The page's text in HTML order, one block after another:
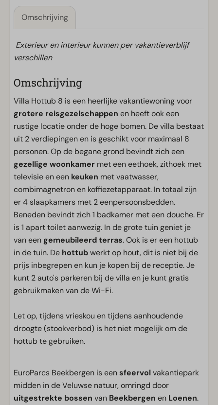
Omschrijving
Exterieur en interieur kunnen per vakantieverblijf
verschillen
Omschrijving
Villa Hottub 8 is een heerlijke vakantiewoning voor
grotere reisgezelschappen en heeft ook een
rustige locatie onder de hoge bomen. De villa bestaat
uit 2 verdiepingen en is geschikt voor maximaal 8
personen. Op de begane grond bevindt zich een
gezellige woonkamer met een eethoek, zithoek met
televisie en een keuken met vaatwasser,
combimagnetron en koffiezetapparaat. In totaal zijn
er 4 slaapkamers met 2 eenpersoonsbedden.
Beneden bevindt zich 1 badkamer met een douche. Er
is 1 apart toilet aanwezig. In de grote tuin geniet je
van een gemeubileerd terras. Ook is er een hottub
in de tuin. De hottubwerkt op hout, dit is niet bij de
prijs inbegrepen en kun je kopen bij de receptie. Je
kunt 2 auto's parkeren bij de villa en je kunt gratis
gebruikmaken van de Wi-Fi.
Let op, tijdens vrieskou en tijdens aanhoudende
droogte (stookverbod) is het niet mogelijk om de
hottub te gebruiken.
EuroParcs Beekbergen is eensfeervolvakantiepark
midden in de Veluwse natuur, omringd door
uitgestrekte bossen van Beekbergen en Loenen.